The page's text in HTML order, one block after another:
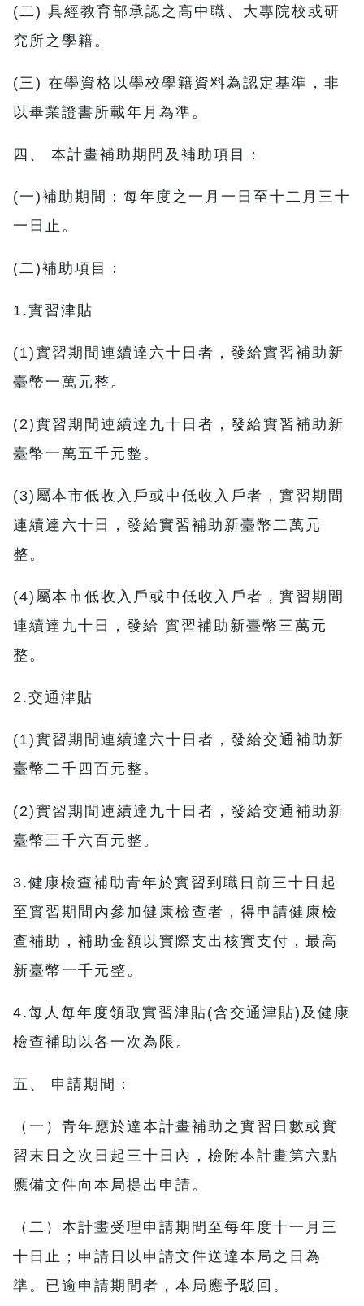
(二) 具經教育部承認之高中職、大專院校或研
究所之學籍。
(三) 在學資格以學校學籍資料為認定基準，非
以畢業證書所載年月為準。
四、 本計畫補助期間及補助項目：
(一)補助期間：每年度之一月一日至十二月三十
一日止。
(二)補助項目：
1.實習津貼
(1)實習期間連續達六十日者，發給實習補助新
臺幣一萬元整。
(2)實習期間連續達九十日者，發給實習補助新
臺幣一萬五千元整。
(3)屬本市低收入戶或中低收入戶者，實習期間
連續達六十日，發給實習補助新臺幣二萬元
整。
(4)屬本市低收入戶或中低收入戶者，實習期間
連續達九十日，發給 實習補助新臺幣三萬元
整。
2.交通津貼
(1)實習期間連續達六十日者，發給交通補助新
臺幣二千四百元整。
(2)實習期間連續達九十日者，發給交通補助新
臺幣三千六百元整。
3.健康檢查補助青年於實習到職日前三十日起
至實習期間內參加健康檢查者，得申請健康檢
查補助，補助金額以實際支出核實支付，最高
新臺幣一千元整。
4.每人每年度領取實習津貼(含交通津貼)及健康
檢查補助以各一次為限。
五、 申請期間：
（一）青年應於達本計畫補助之實習日數或實
習末日之次日起三十日內，檢附本計畫第六點
應備文件向本局提出申請。
（二）本計畫受理申請期間至每年度十一月三
十日止；申請日以申請文件送達本局之日為
準。已逾申請期間者，本局應予駁回。